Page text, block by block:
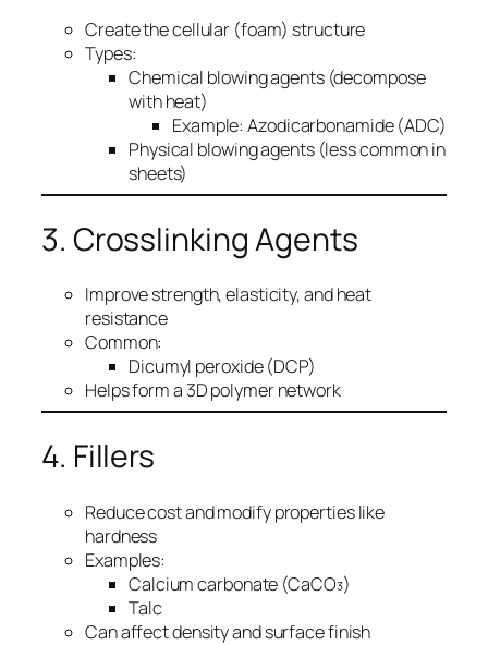
Create the cellular (foam) structure
Types:
Chemical blowing agents (decompose
with heat)
Example: Azodicarbonamide (ADC)
Physical blowing agents (less common in
sheets)
3. Crosslinking Agents
Improve strength, elasticity, and heat
resistance
Common:
Dicumyl peroxide (DCP)
Helps form a 3D polymer network
4. Fillers
Reduce cost and modify properties like
hardness
Examples:
Calcium carbonate (CaCO₃)
Talc
Can affect density and surface finish